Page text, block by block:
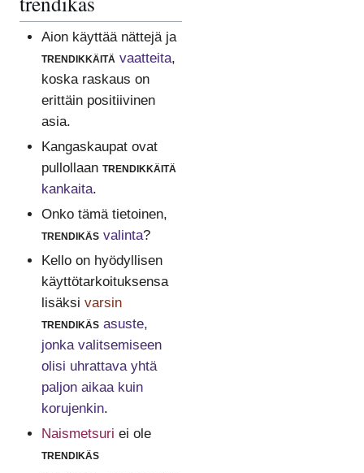
Aion käyttää nättejä ja
trendikkäitä vaatteita,
koska raskaus on
erittäin positiivinen
asia.
Kangaskaupat ovat
pullollaan trendikkäitä
kankaita.
Onko tämä tietoinen,
trendikäs valinta?
Kello on hyödyllisen
käyttötarkoituksensa
lisäksi varsin
trendikäs asuste,
jonka valitsemiseen
olisi uhrattava yhtä
paljon aikaa kuin
korujenkin.
Naismetsuri ei ole
trendikäs